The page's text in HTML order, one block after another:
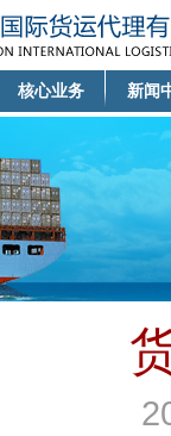
核心业务 新闻